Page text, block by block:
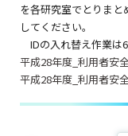
を各研究室でとりま
してください。
IDの入れ替え作業は
平成28年度_利用者安
平成28年度_利用者安